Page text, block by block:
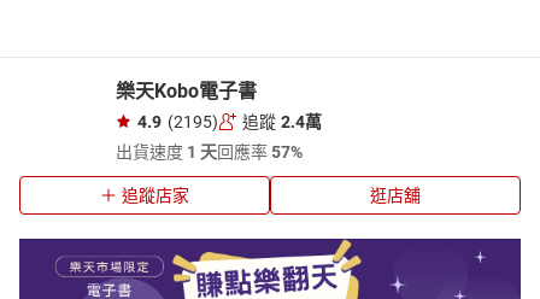
樂天Kobo電子書
4.9 (2195) 追蹤 2.4萬
出貨速度 1 天回應率57%
追蹤店家 逛店舖